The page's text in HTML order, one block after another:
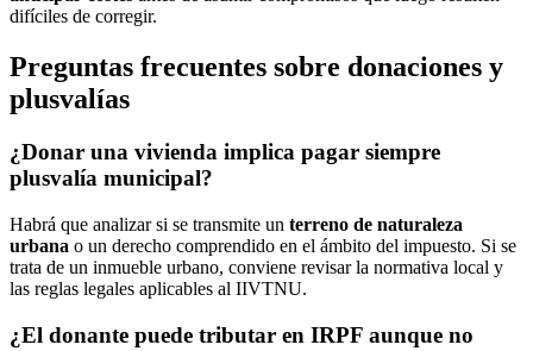
difíciles de corregir.
Preguntas frecuentes sobre donaciones y
plusvalías
¿Donar una vivienda implica pagar siempre
plusvalía municipal?
Habrá que analizar si se transmite un terreno de naturaleza
urbana o un derecho comprendido en el ámbito del impuesto. Si se
trata de un inmueble urbano, conviene revisar la normativa local y
las reglas legales aplicables al IIVTNU.
¿El donante puede tributar en IRPF aunque no